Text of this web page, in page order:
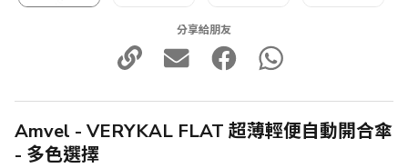
分享給朋友
Amvel - VERYKAL FLAT 超薄輕便自動開合傘
- 多色選擇